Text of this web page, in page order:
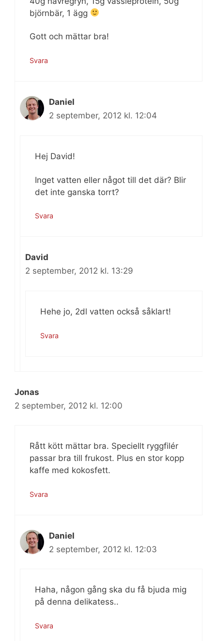
björnbär, 1 ägg
Gott och mättar bra!
Svara
Daniel
2 september, 2012 kl. 12:04
Hej David!
Inget vatten eller något till det där? Blir
det inte ganska torrt?
Svara
David
2 september, 2012 kl. 13:29
Hehe jo, 2dl vatten också såklart!
Svara
Jonas
2 september, 2012 kl. 12:00
Rått kött mättar bra. Speciellt ryggfilér
passar bra till frukost. Plus en stor kopp
kaffe med kokosfett.
Svara
Daniel
2 september, 2012 kl. 12:03
Haha, någon gång ska du få bjuda mig
på denna delikatess..
Svara